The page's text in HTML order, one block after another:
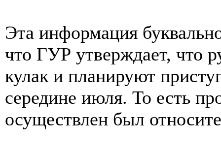
Эта информация
что ГУР утверждает, что
кулак и планируют
середине июля. То есть
осуществлен был